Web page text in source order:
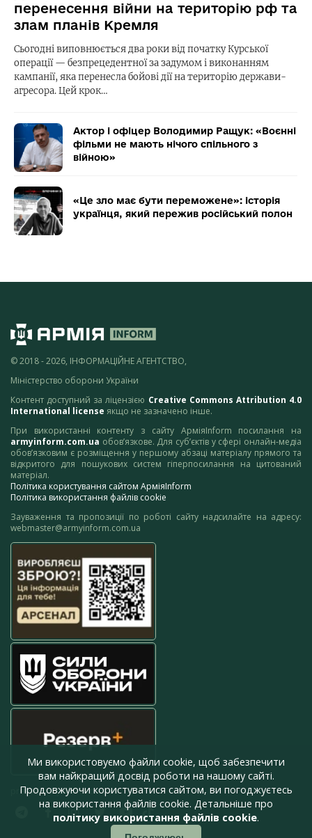
перенесення війни на територію рф та
злам планів Кремля
Сьогодні виповнюється два роки від початку Курської
операції — безпрецедентної за задумом і виконанням
кампанії, яка перенесла бойові дії на територію держави-
агресора. Цей крок…
Актор і офіцер Володимир Ращук: «Воєнні
фільми не мають нічого спільного з
війною»
«Це зло має бути переможене»: історія
українця, який пережив російський полон
© 2018 - 2026, ІНФОРМАЦІЙНЕ АГЕНТСТВО,
Міністерство оборони України
Контент доступний за ліцензією Creative Commons Attribution 4.0
International license якщо не зазначено інше.
При використанні контенту з сайту АрміяInform посилання на
armyinform.com.ua обов’язкове. Для суб’єктів у сфері онлайн-медіа
обов’язковим є розміщення у першому абзаці матеріалу прямого та
відкритого для пошукових систем гіперпосилання на цитований
матеріал.
Політика користування сайтом АрміяInform
Політика використання файлів cookie
Зауваження та пропозиції по роботі сайту надсилайте на адресу:
webmaster@armyinform.com.ua
press@armyinform.com.ua
Ми використовуємо файли cookie, щоб забезпечити
вам найкращий досвід роботи на нашому сайті.
Продовжуючи користуватися сайтом, ви погоджуєтесь
на використання файлів cookie. Детальніше про
політику використання файлів cookie.